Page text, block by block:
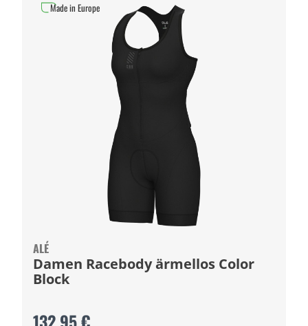
ALÉ
Damen Racebody ärmellos Color
Block
Made in Europe